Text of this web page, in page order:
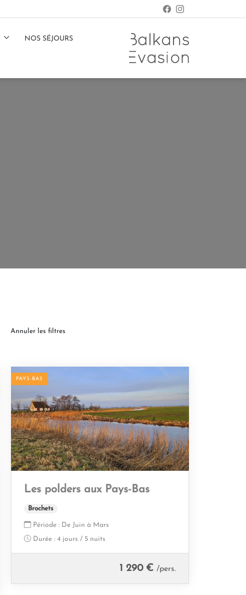
NOS SÉJOURS
Annuler les filtres
PAYS-BAS
Les polders aux Pays-Bas
Brochets
Période : De Juin à Mars
Durée : 4 jours / 5 nuits
1 290 € /pers.